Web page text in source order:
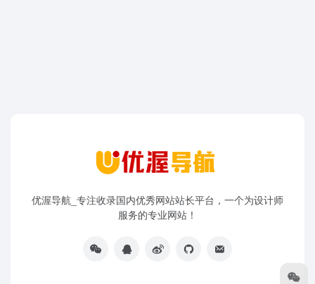
优渥导航_专注收录国内优秀网站站长平台，一个为设计师
服务的专业网站！